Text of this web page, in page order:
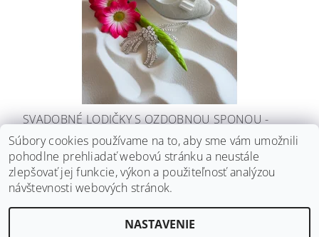
SVADOBNÉ LODIČKY S OZDOBNOU SPONOU -
BIELE
€114 DETAIL
Súbory cookies používame na to, aby sme vám umožnili
pohodlne prehliadať webovú stránku a neustále
zlepšovať jej funkcie, výkon a použiteľnosť analýzou
návštevnosti webových stránok.
NASTAVENIE